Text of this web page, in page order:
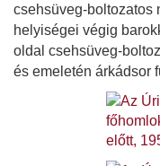
csehsüveg-boltozatos
helyiségei végig
oldal csehsüveg-
és emeletén árkádsor